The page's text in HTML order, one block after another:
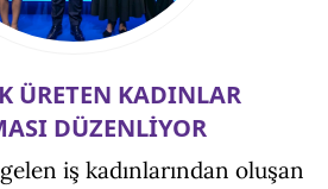
ÜRETEN KADINLAR
DÜZENLİYOR
iş kadınlarından oluşan